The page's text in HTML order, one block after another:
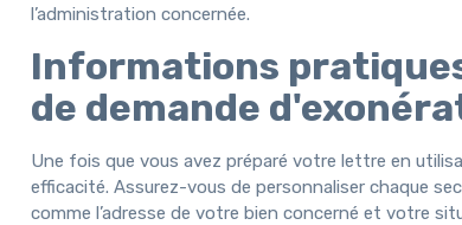
l’administration concernée.
Informations
de demande
Une fois que vous avez préparé votre lettre en
efficacité. Assurez-vous de personnaliser chaque
comme l’adresse de votre bien concerné et votre